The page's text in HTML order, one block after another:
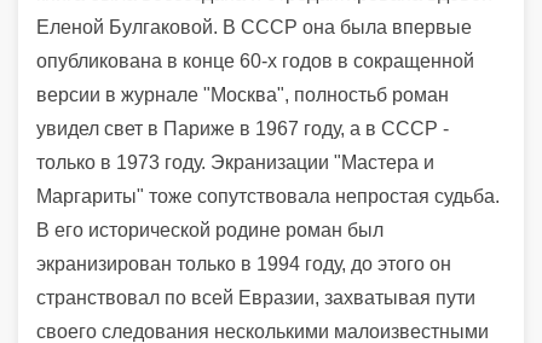
Еленой Булгаковой. В СССР она была впервые
опубликована в конце 60-х годов в сокращенной
версии в журнале "Москва", полностьб роман
увидел свет в Париже в 1967 году, а в СССР -
только в 1973 году. Экранизации "Мастера и
Маргариты" тоже сопутствовала непростая судьба.
В его исторической родине роман был
экранизирован только в 1994 году, до этого он
странствовал по всей Евразии, захватывая пути
своего следования несколькими малоизвестными